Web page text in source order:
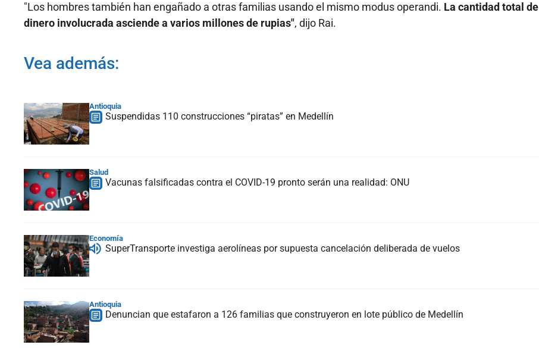
"Los hombres también han engañado a otras familias usando el mismo modus operandi. La cantidad total de
dinero involucrada asciende a varios millones de rupias", dijo Rai.
Vea además:
Antioquia
Suspendidas 110 construcciones “piratas” en Medellín
Salud
Vacunas falsificadas contra el COVID-19 pronto serán una realidad: ONU
Economía
SuperTransporte investiga aerolíneas por supuesta cancelación deliberada de vuelos
Antioquia
Denuncian que estafaron a 126 familias que construyeron en lote público de Medellín